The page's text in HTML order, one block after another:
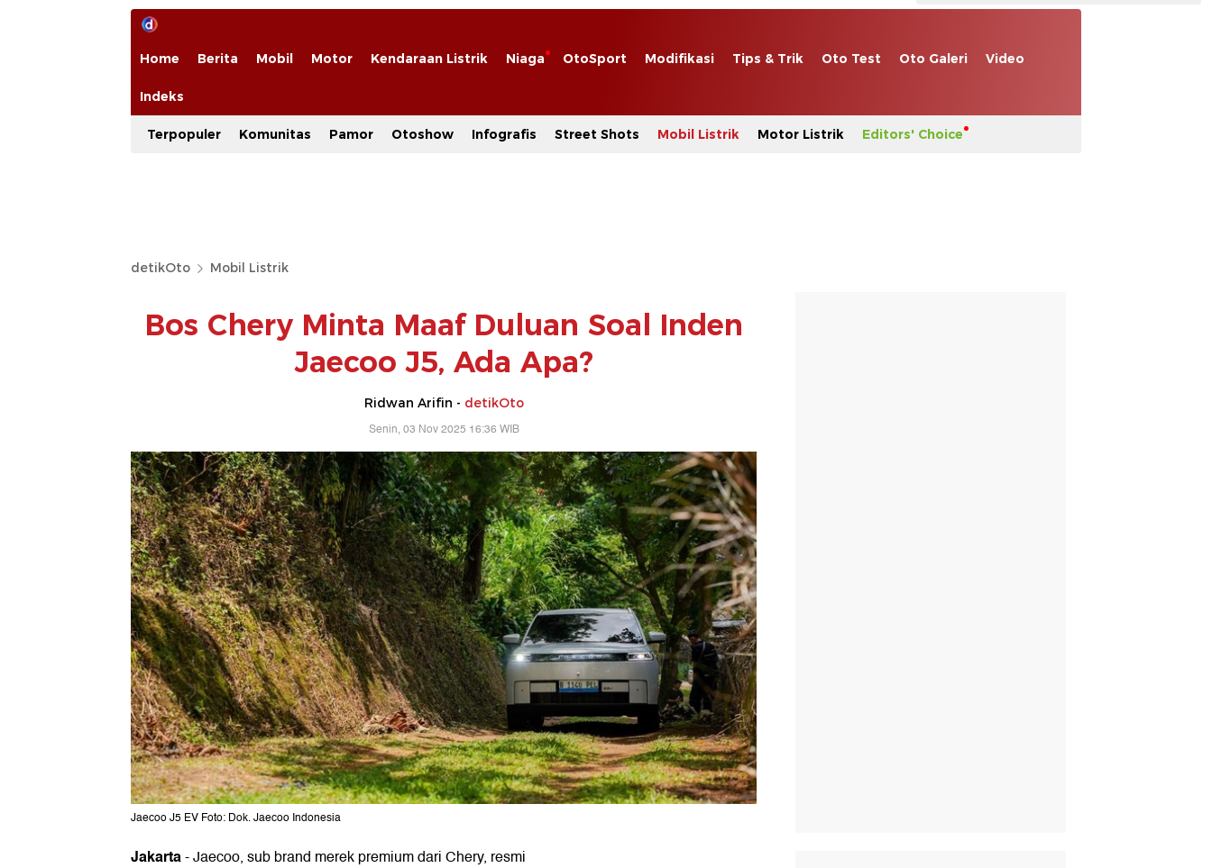
Home Berita Mobil Motor Kendaraan Listrik Niaga OtoSport Modifikasi Tips & Trik Oto Test Oto Galeri Video
Indeks
Terpopuler Komunitas Pamor Otoshow Infografis Street Shots Mobil Listrik Motor Listrik Editors' Choice
detikOto Mobil Listrik
Bos Chery Minta Maaf Duluan Soal Inden
Jaecoo J5, Ada Apa?
Ridwan Arifin - detikOto
Senin, 03 Nov 2025 16:36 WIB
Jaecoo J5 EV Foto: Dok. Jaecoo Indonesia
Jakarta-Jaecoo, sub brand merek premium dari Chery, resmi